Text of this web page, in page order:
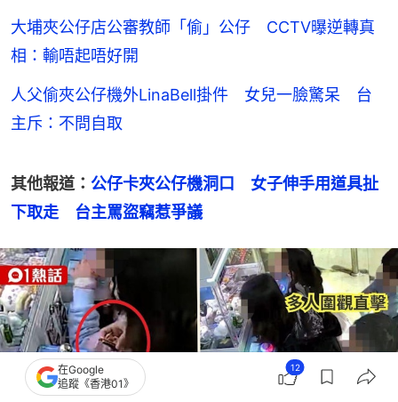
大埔夾公仔店公審教師「偷」公仔 CCTV曝逆轉真
相：輸唔起唔好開
人父偷夾公仔機外LinaBell掛件 女兒一臉驚呆 台
主斥：不問自取
其他報道： 公仔卡夾公仔機洞口　女子伸手用道具扯
下取走　台主罵盜竊惹爭議
在Google
追蹤《香港01》
12